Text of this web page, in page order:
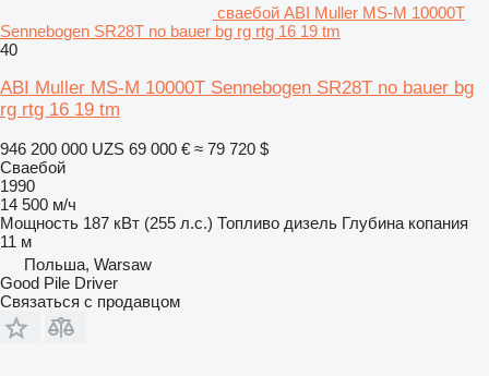
сваебой ABI Muller MS-M 10000T
Sennebogen SR28T no bauer bg rg rtg 16 19 tm
40
ABI Muller MS-M 10000T Sennebogen SR28T no bauer bg
rg rtg 16 19 tm
946 200 000 UZS 69 000 € ≈ 79 720 $
Сваебой
1990
14 500 м/ч
Мощность 187 кВт (255 л.с.) Топливо дизель Глубина копания
11 м
Польша, Warsaw
Good Pile Driver
Связаться с продавцом